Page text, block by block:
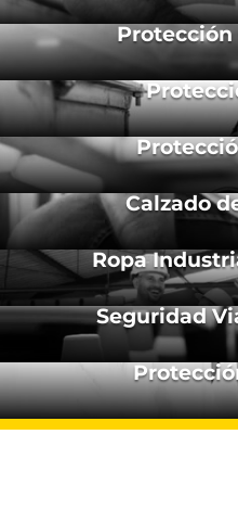
Protección
Calzado
Ropa
Seguridad